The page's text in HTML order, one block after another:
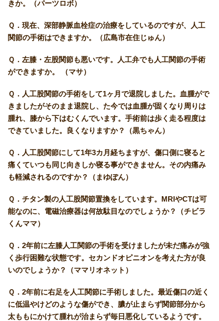
きか。（パーツロボ）
Ｑ．現在、深部静脈血栓症の治療をしているのですが、人工
関節の手術はできますか。（広島市在住じゅん）
Ｑ．左膝・左股関節も悪いです。人工弁でも人工関節の手術
ができますか。 （マサ）
Ｑ．人工股関節の手術をして1ヶ月で退院しました。血腫がで
きましたがそのまま退院し、た今では血腫が固くなり周りは
腫れ、膝から下はむくんでいます。手術前は歩く走る程度は
できていました。良くなりますか？（黒ちゃん）
Ｑ．人工股関節にして1年3カ月経ちますが、傷口側に寝ると
痛くていつも同じ向きしか寝る事ができません。その内痛み
も軽減されるのですか？（まゆぽん）
Ｑ．チタン製の人工股関節置換をしています。MRIやCTは可
能なのに、電磁治療器は何故駄目なのでしょうか？（チビラ
くんママ）
Ｑ．2年前に左膝人工関節の手術を受けましたが未だ痛みが強
く歩行困難な状態です。セカンドオピニオンを考えた方が良
いのでしょうか？（ママリオネット）
Ｑ．2年前に右足を人工関節に手術しました。最近傷口の近く
に低温やけどのような傷ができ、膿が止まらず関節部分から
太ももにかけて腫れが治まらず毎日悪化しているようです。